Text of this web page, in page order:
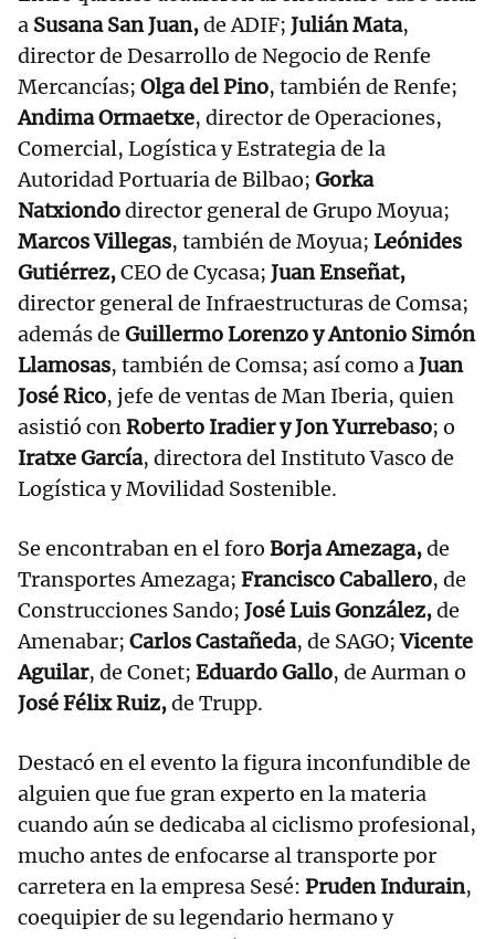
a Susana San Juan,de ADIF; Julián Mata,
director de Desarrollo de Negocio de Renfe
Mercancías; Olga del Pino, también de Renfe;
Andima Ormaetxe, director de Operaciones,
Comercial, Logística y Estrategia de la
Autoridad Portuaria de Bilbao; Gorka
Natxiondodirector general de Grupo Moyua;
Marcos Villegas, también de Moyua; Leónides
Gutiérrez,CEO de Cycasa; Juan Enseñat,
director general de Infraestructuras de Comsa;
además de Guillermo Lorenzo y Antonio Simón
Llamosas, también de Comsa; así como aJuan
José Rico, jefe de ventas de Man Iberia, quien
asistió conRoberto Iradier y Jon Yurrebaso; o
Iratxe García, directora del Instituto Vasco de
Logística y Movilidad Sostenible.
Se encontraban en el foro Borja Amezaga,de
Transportes Amezaga; Francisco Caballero, de
Construcciones Sando; José Luis González,de
Amenabar; Carlos Castañeda, de SAGO;Vicente
Aguilar, de Conet; Eduardo Gallo, de Aurman o
José Félix Ruiz,de Trupp.
Destacó en el evento la figura inconfundible de
alguien que fue gran experto en la materia
cuando aún se dedicaba al ciclismo profesional,
mucho antes de enfocarse al transporte por
carretera en la empresa Sesé: Pruden Indurain,
coequipier de su legendario hermano y